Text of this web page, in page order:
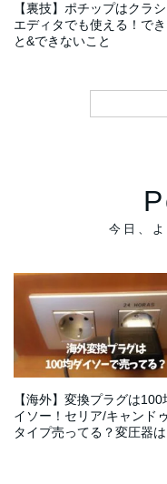
【裏技】ポチップはクラ
エディタでも使える！でき
と&できないこと
帰り登頂のリアル＠富士
ト。そして皆さまありが
#30
すぎず楽に生きたいなら
&考え方
【海外】変換プラグは100
イソー！セリア/キャンド
タイプ売ってる？変圧器は